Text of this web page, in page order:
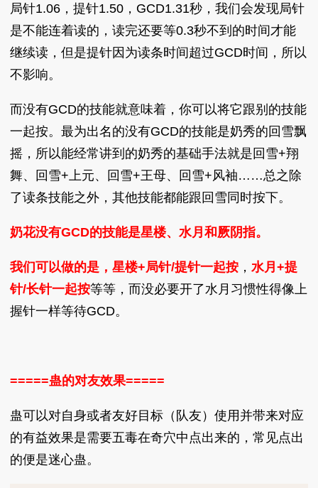
局针1.06，提针1.50，GCD1.31秒，我们会发现局针
是不能连着读的，读完还要等0.3秒不到的时间才能
继续读，但是提针因为读条时间超过GCD时间，所以
不影响。
而没有GCD的技能就意味着，你可以将它跟别的技能
一起按。最为出名的没有GCD的技能是奶秀的回雪飘
摇，所以能经常讲到的奶秀的基础手法就是回雪+翔
舞、回雪+上元、回雪+王母、回雪+风袖……总之除
了读条技能之外，其他技能都能跟回雪同时按下。
奶花没有GCD的技能是星楼、水月和厥阴指。
我们可以做的是，星楼+局针/提针一起按 ，水月+提
针/长针一起按等等，而没必要开了水月习惯性得像上
握针一样等待GCD。
=====蛊的对友效果=====
蛊可以对自身或者友好目标（队友）使用并带来对应
的有益效果是需要五毒在奇穴中点出来的，常见点出
的便是迷心蛊。